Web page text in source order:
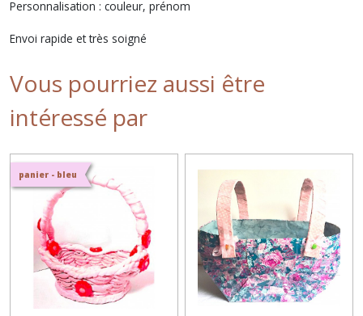
Personnalisation : couleur, prénom
Envoi rapide et très soigné
Vous pourriez aussi être
intéressé par
panier - bleu